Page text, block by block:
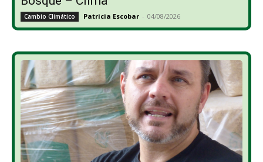
Cambio Climático Patricia Escobar - 04/08/2026